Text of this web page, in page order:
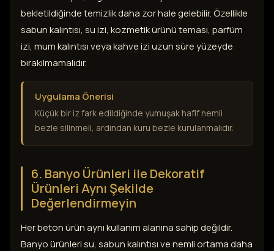
bekletildiğinde temizlik daha zor hale gelebilir. Özellikle
sabun kalıntısı, su izi, kozmetik ürünü teması, parfüm
izi, mum kalıntısı veya kahve izi uzun süre yüzeyde
bırakılmamalıdır.
Uygulama Önerisi
Küçük bir iz fark edildiğinde yumuşak hafif nemli
bezle silinmeli, ardından kuru bezle kurulanmalıdır.
6. Banyo Ürünleri ile Dekoratif
Ürünleri Aynı Şekilde
Değerlendirmeyin
Her beton ürün aynı kullanım alanına sahip değildir.
Banyo ürünleri su, sabun kalıntısı ve nemli ortama daha